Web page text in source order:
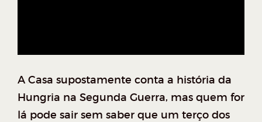
A Casa supostamente conta a história da
Hungria na Segunda Guerra, mas quem for
lá pode sair sem saber que um terço dos